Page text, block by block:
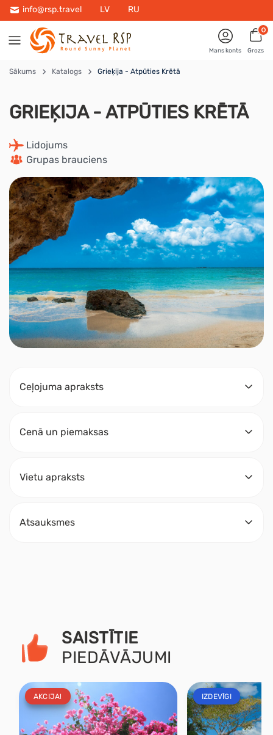
info@rsp.travel LV RU
Mans konts
0
Grozs
Sākums Katalogs Grieķija - Atpūties Krētā
GRIEĶIJA - ATPŪTIES KRĒTĀ
Lidojums
Grupas brauciens
Ceļojuma apraksts
Cenā un piemaksas
Vietu apraksts
Atsauksmes
SAISTĪTIE
PIEDĀVĀJUMI
AKCIJA! IZDEVĪGI